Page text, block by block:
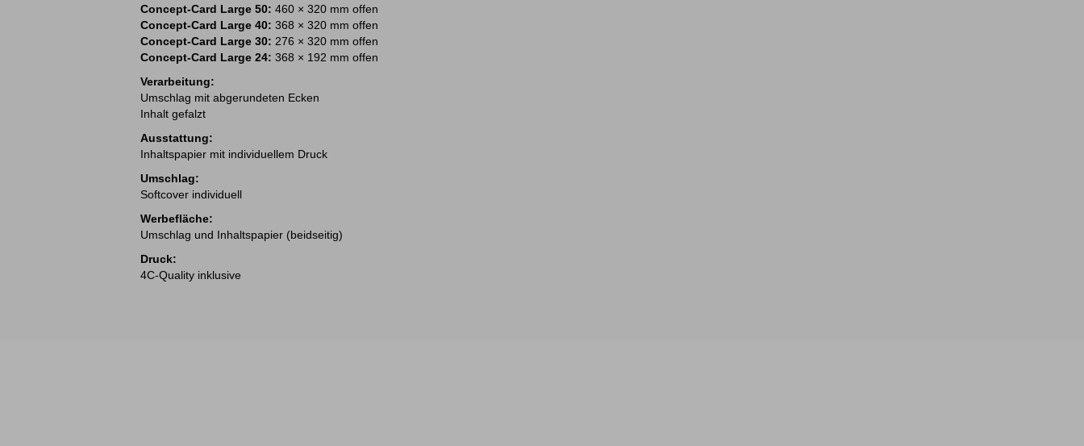
Concept-Card Large 50: 460 × 320 mm offen
Concept-Card Large 40: 368 × 320 mm offen
Concept-Card Large 30: 276 × 320 mm offen
Concept-Card Large 24: 368 × 192 mm offen
Verarbeitung:
Umschlag mit abgerundeten Ecken
Inhalt gefalzt
Ausstattung:
Inhaltspapier mit individuellem Druck
Umschlag:
Softcover individuell
Werbefläche:
Umschlag und Inhaltspapier (beidseitig)
Druck:
4C-Quality inklusive